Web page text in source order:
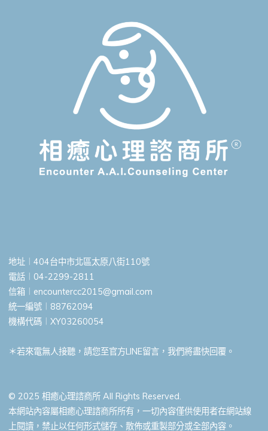
地址︱404台中市北區太原八街110號
電話︱04-2299-2811
信箱︱ encountercc2015@gmail.com
統一編號︱88762094
機構代碼︱XY03260054
＊若來電無人接聽，請您至官方LINE留言，我們將盡快回覆。
© 2025 相癒心理諮商所 All Rights Reserved.
本網站內容屬相癒心理諮商所所有，一切內容僅供使用者在網站線
上閱讀，禁止以任何形式儲存、散佈或重製部分或全部內容。